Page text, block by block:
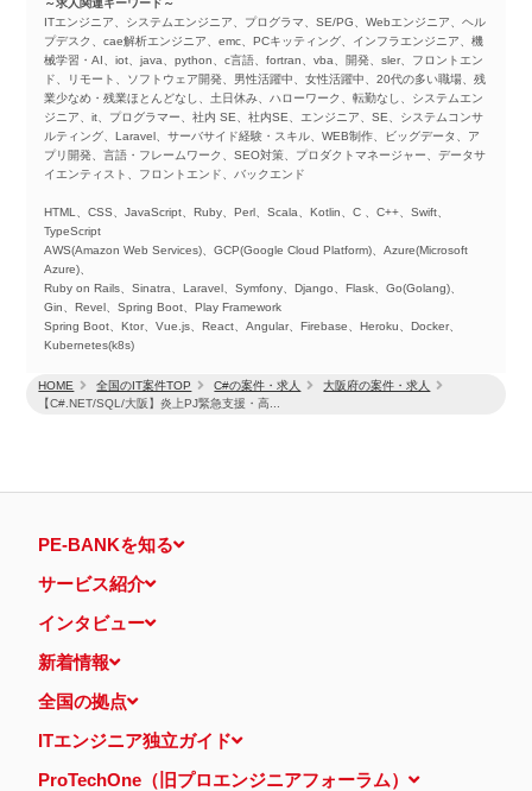
HOME 全国のIT案件TOP C#の案件・求人
大阪府の案件・求人
【C#.NET/SQL/大阪】炎上PJ緊急支援・高...
～求人関連キーワード～
ITエンジニア、システムエンジニア、プログラマ、SE/PG、Webエンジニア、ヘル
プデスク、cae解析エンジニア、emc、PCキッティング、インフラエンジニア、機
械学習・AI、iot、java、python、c言語、fortran、vba、開発、sler、フロントエン
ド、リモート、ソフトウェア開発、男性活躍中、女性活躍中、20代の多い職場、残
業少なめ・残業ほとんどなし、土日休み、ハローワーク、転勤なし、システムエン
ジニア、it、プログラマー、社内 SE、社内SE、エンジニア、SE、システムコンサ
ルティング、Laravel、サーバサイド経験・スキル、WEB制作、ビッグデータ、ア
プリ開発、言語・フレームワーク、SEO対策、プロダクトマネージャー、データサ
イエンティスト、フロントエンド、バックエンド
HTML、CSS、JavaScript、Ruby、Perl、Scala、Kotlin、C 、C++、Swift、
TypeScript
AWS(Amazon Web Services)、GCP(Google Cloud Platform)、Azure(Microsoft
Azure)、
Ruby on Rails、Sinatra、Laravel、Symfony、Django、Flask、Go(Golang)、
Gin、Revel、Spring Boot、Play Framework
Spring Boot、Ktor、Vue.js、React、Angular、Firebase、Heroku、Docker、
Kubernetes(k8s)
PE-BANKを知る
サービス紹介
インタビュー
新着情報
全国の拠点
ITエンジニア独立ガイド
ProTechOne（旧プロエンジニアフォーラム）